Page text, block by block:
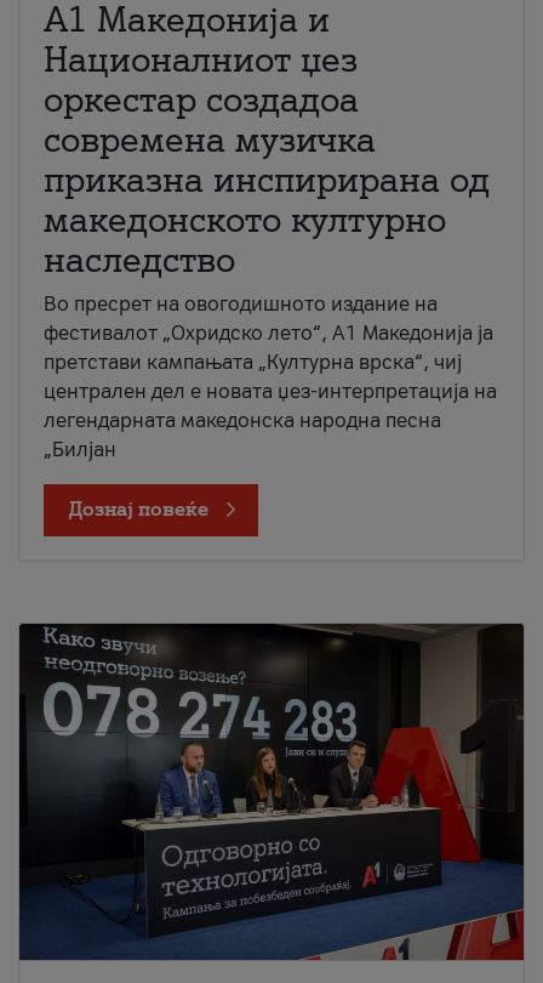
А1 Македонија и
Националниот џез
оркестар создадоа
современа музичка
приказна инспирирана од
македонското културно
наследство
Во пресрет на овогодишното издание на
фестивалот „Охридско лето“, А1 Македонија ја
претстави кампањата „Културна врска“, чиј
централен дел е новата џез-интерпретација на
легендарната македонска народна песна
„Билјан
Дознај повеќе